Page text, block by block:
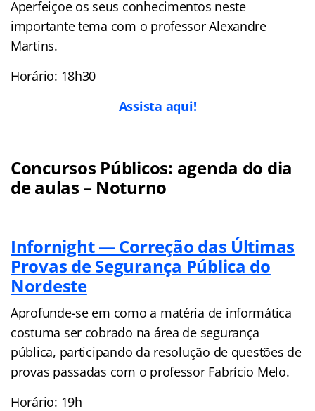
Aperfeiçoe os seus conhecimentos neste
importante tema com o professor Alexandre
Martins.
Horário: 18h30
Assista aqui!
Concursos Públicos: agenda do dia
de aulas – Noturno
Infornight — Correção das Últimas
Provas de Segurança Pública do
Nordeste
Aprofunde-se em como a matéria de informática
costuma ser cobrado na área de segurança
pública, participando da resolução de questões de
provas passadas com o professor Fabrício Melo.
Horário: 19h